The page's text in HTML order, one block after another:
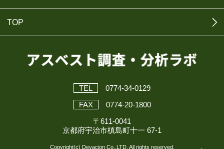
TOP
TEL
0774-34-0129
FAX
0774-20-1800
〒611-0041
京都府宇治市槙島町十一 67-1
Copyright(c) Devacion Co.,LTD. All rights reserved.